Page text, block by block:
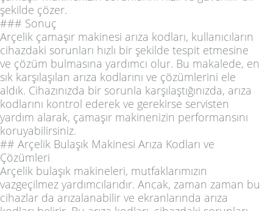
şekilde çözer.
### Sonuç
Arçelik çamaşır makinesi arıza kodları, kullanıcıların
cihazdaki sorunları hızlı bir şekilde tespit etmesine
ve çözüm bulmasına yardımcı olur. Bu makalede, en
sık karşılaşılan arıza kodlarını ve çözümlerini ele
aldık. Cihazınızda bir sorunla karşılaştığınızda, arıza
kodlarını kontrol ederek ve gerekirse servisten
yardım alarak, çamaşır makinenizin performansını
koruyabilirsiniz.
## Arçelik Bulaşık Makinesi Arıza Kodları ve
Çözümleri
Arçelik bulaşık makineleri, mutfaklarımızın
vazgeçilmez yardımcılarıdır. Ancak, zaman zaman bu
cihazlar da arızalanabilir ve ekranlarında arıza